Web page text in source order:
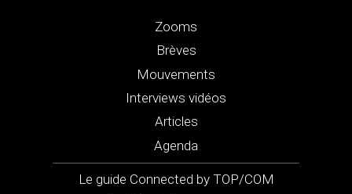
Zooms
Brèves
Mouvements
Interviews vidéos
Articles
Agenda
Le guide Connected by TOP/COM